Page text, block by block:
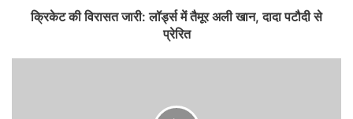
क्रिकेट की विरासत जारी: लॉर्ड्स में तैमूर अली खान, दादा पटौदी से
प्रेरित